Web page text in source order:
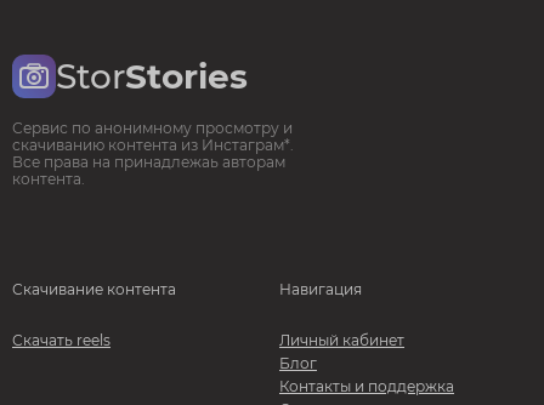
StorStories
Сервис по анонимному просмотру и
скачиванию контента из Инстаграм*.
Все права на принадлежаь авторам
контента.
Скачивание контента
Скачать reels
Навигация
Личный кабинет
Блог
Контакты и поддержка